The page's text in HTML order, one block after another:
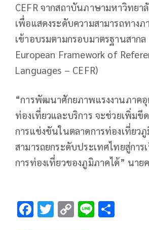
CEFR จากสถาบันภาษามหาวิทยา
เพื่อแสดงระดับความสามารถทาง
เข้าอบรมตามกรอบมาตรฐานสาก
European Framework of
Languages – CEFR)
“การพัฒนาศักยภาพแรงงานภาคอุ
ท่องเที่ยวและบริการ จะช่วยเพิ่มขี
การแข่งขันในตลาดการท่องเที่ยว
สามารถยกระดับประเทศไทยสู่การ
การท่องเที่ยวของภูมิภาคได้” นาย
F T C Li